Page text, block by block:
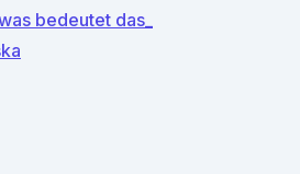
bedeutet das_